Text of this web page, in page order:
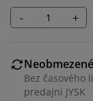
- +
Bez časového
predajni JYSK